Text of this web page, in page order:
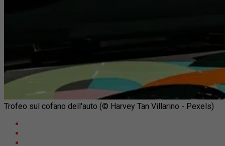
Trofeo sul cofano dell'auto (© Harvey Tan Villarino - Pexels)